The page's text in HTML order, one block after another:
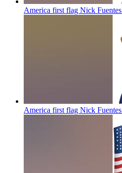
America first flag Nick Fuentes
America first flag Nick Fuentes